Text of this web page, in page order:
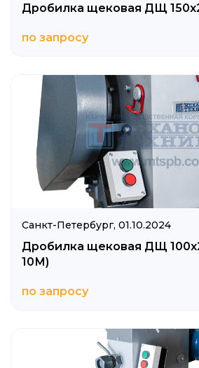
Дробилка щековая ДЩ
по запросу
Санкт-Петербург, 01.10.2024
Дробилка щековая ДЩ
10М)
по запросу